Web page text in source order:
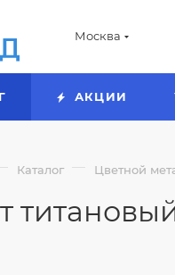
Москва
АКЦИИ
Каталог — Цветной